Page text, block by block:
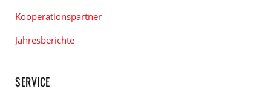
Kooperationspartner
Jahresberichte
SERVICE